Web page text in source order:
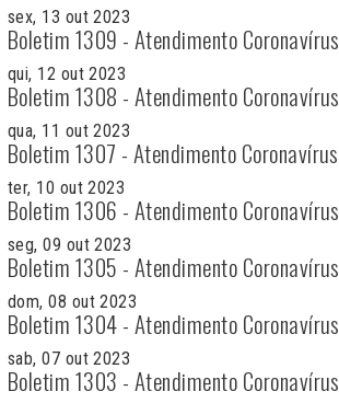
sex, 13 out 2023
Boletim 1309 - Atendimento Coronavírus
qui, 12 out 2023
Boletim 1308 - Atendimento Coronavírus
qua, 11 out 2023
Boletim 1307 - Atendimento Coronavírus
ter, 10 out 2023
Boletim 1306 - Atendimento Coronavírus
seg, 09 out 2023
Boletim 1305 - Atendimento Coronavírus
dom, 08 out 2023
Boletim 1304 - Atendimento Coronavírus
sab, 07 out 2023
Boletim 1303 - Atendimento Coronavírus